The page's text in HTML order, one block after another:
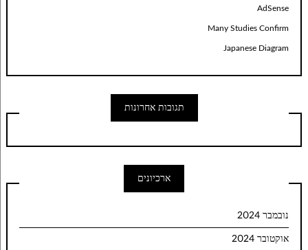
AdSense
Many Studies Confirm
Japanese Diagram
תגובות אחרונות
ארכיונים
נובמבר 2024
אוקטובר 2024